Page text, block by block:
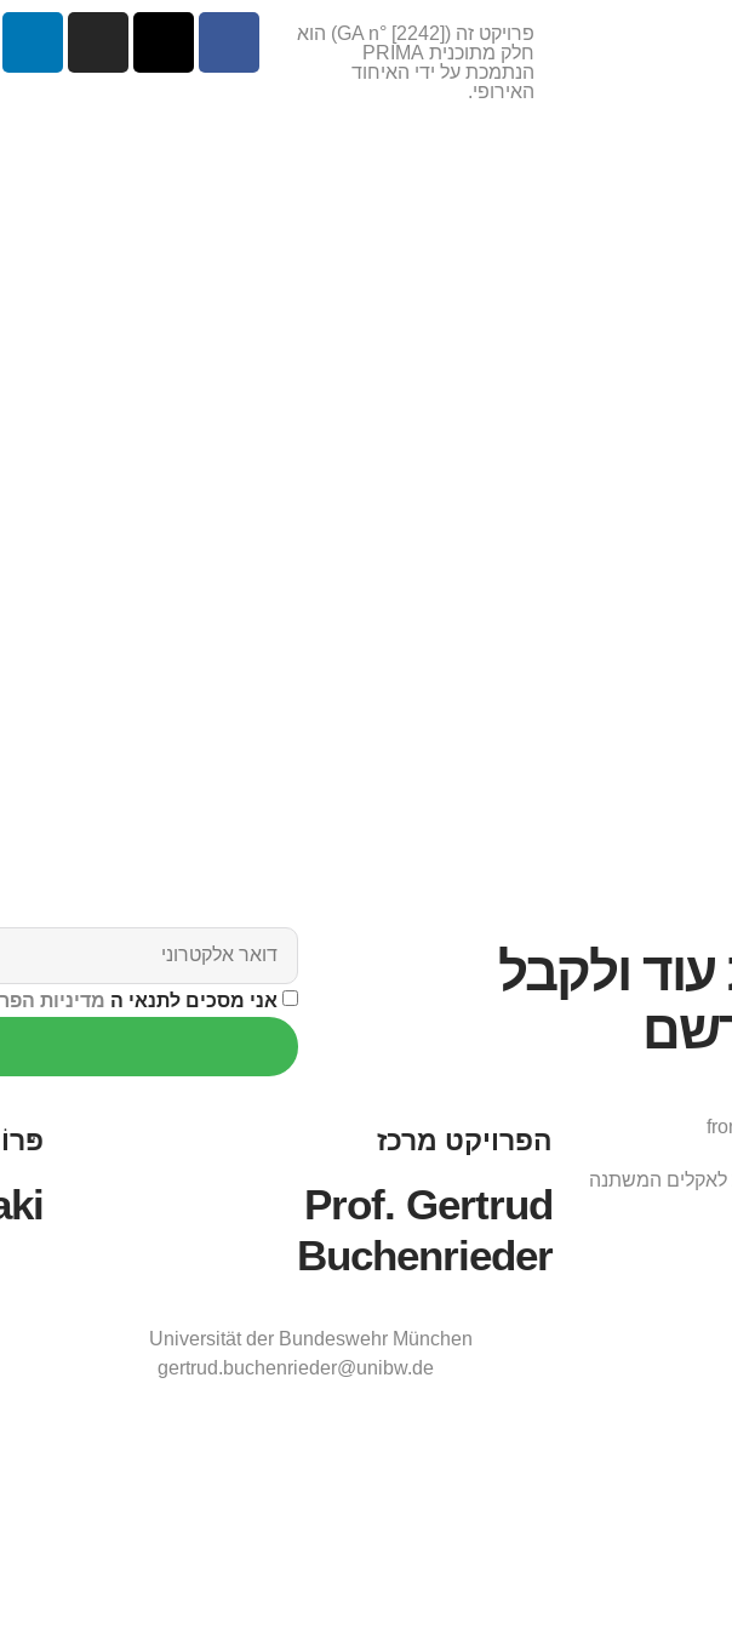
פרויקט זה (GA n° [2242]) הוא
חלק מתוכנית PRIMA
הנתמכת על ידי האיחוד
האירופי.
ולקבל
אני מסכים לתנאי ה מדיניות
המשתנה
הפרויקט מרכז
Prof. Gertrud
Buchenrieder
Universität der Bundeswehr München
gertrud.buchenrieder@unibw.de